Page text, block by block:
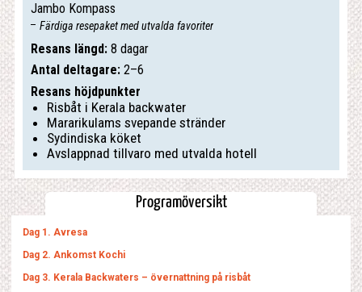
Jambo Kompass
Färdiga resepaket med utvalda favoriter
Resans längd: 8 dagar
Antal deltagare: 2–6
Resans höjdpunkter
Risbåt i Kerala backwater
Mararikulams svepande stränder
Sydindiska köket
Avslappnad tillvaro med utvalda hotell
Programöversikt
Dag 1. Avresa
Dag 2. Ankomst Kochi
Dag 3. Kerala Backwaters – övernattning på risbåt